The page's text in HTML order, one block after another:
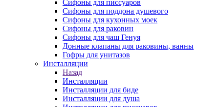
Сифоны для писсуаров
Сифоны для поддона душевого
Сифоны для кухонных моек
Сифоны для раковин
Сифоны для чаш Генуя
Донные клапаны для раковины, ванны
Гофры для унитазов
Инсталляции
Назад
Инсталляции
Инсталляции для биде
Инсталляции для душа